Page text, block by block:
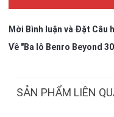
- Quai xách được sử
êm cho người sử dụng.
- Dùng chất liệu cao
Mời Bình luận và Đặt Câu
Về "Ba lô Benro Beyond
SẢN PHẨM LIÊN